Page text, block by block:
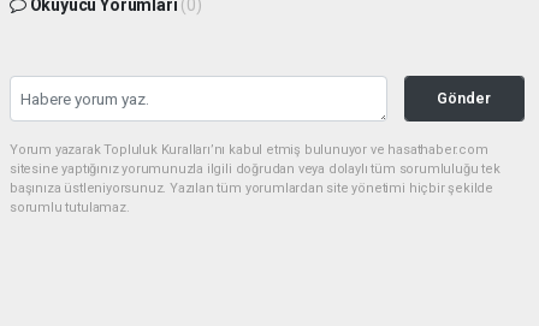
Okuyucu Yorumları (0)
Gönder
Yorum yazarak Topluluk Kuralları’nı kabul etmiş bulunuyor ve hasathaber.com
sitesine yaptığınız yorumunuzla ilgili doğrudan veya dolaylı tüm sorumluluğu tek
başınıza üstleniyorsunuz. Yazılan tüm yorumlardan site yönetimi hiçbir şekilde
sorumlu tutulamaz.